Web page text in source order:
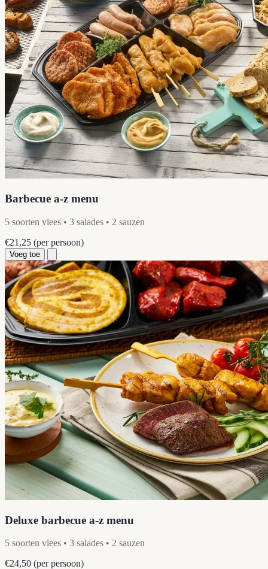
Barbecue a-z menu
5 soorten vlees • 3 salades • 2 sauzen
€21,25 (per persoon)
Voeg toe
Deluxe barbecue a-z menu
5 soorten vlees • 3 salades • 2 sauzen
€24,50 (per persoon)